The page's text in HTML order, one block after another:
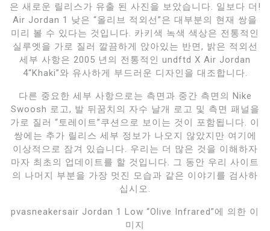
은 새로운 릴리스가 유출 된 사진을 보았습니다. 일보다 더!
Air Jordan 1 낮은 “올리브 적외선”은 대부분의 현재 쌍을
미리 볼 수 있다는 것입니다. 카키색 녹색 색상은 전통적인
실루엣을 가로 질러 깔끔하게 앉아있는 반면, 밝은 적외선
세부 사항은 2005 년의 전통적인 undftd X Air Jordan
4“Khaki”와 유사하게 부드러운 디자인을 대조합니다.
다른 중요한 세부 사항으로는 측면과 중간 측면의 Nike
Swoosh 로고, 발 뒤꿈치의 자수 날개 로고 및 측면 패널을
가로 질러 “토레이트”쿠션으로 보이는 것이 포함됩니다. 이
쌍에는 추가 릴리스 세부 정보가 나오지 않았지만 여기에
이상적으로 잠겨 있습니다. 우리는 더 많은 것을 이해하자
마자 최초의 업데이트를 할 것입니다. 그 동안 우리 사이트
의 나머지 부분을 가장 멋진 모습과 같은 이야기를 검사하
십시오.
pvasneakersair Jordan 1 Low “Olive Infrared”에 의한 이
미지